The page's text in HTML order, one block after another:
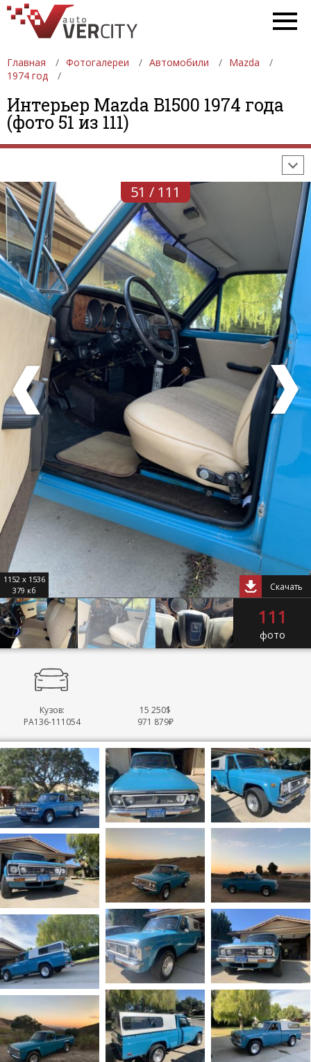
Главная Фотогалереи Автомобили
Mazda
1974 год
Интерьер Mazda B1500 1974 года
(фото 51 из 111)
ФОТОГАЛЕРЕИ АВТОМОБИЛИ
ДЕВУШКИ
АВТОСАЛОНЫ
ФОРМУЛА-1
51 / 111
1152 x 1536
379 кб
Скачать
111
фото
Кузов:
PA136-111054
15 250$
971 879₽